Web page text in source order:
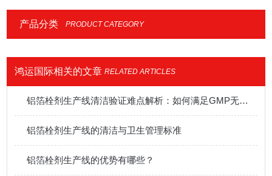
产品分类 PRODUCT CATEGORY
鸿运国际相关的文章 RELATED ARTICLES
铝箔栓剂生产线清洁验证难点解析：如何满足GMP无菌要求
铝箔栓剂生产线的清洁与卫生管理标准
铝箔栓剂生产线的优势有哪些？